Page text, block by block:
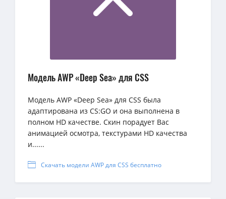
Модель AWP «Deep Sea» для CSS
Модель AWP «Deep Sea» для CSS была
адаптирована из CS:GO и она выполнена в
полном HD качестве. Скин порадует Вас
анимацией осмотра, текстурами HD качества
и......
Скачать модели AWP для CSS бесплатно